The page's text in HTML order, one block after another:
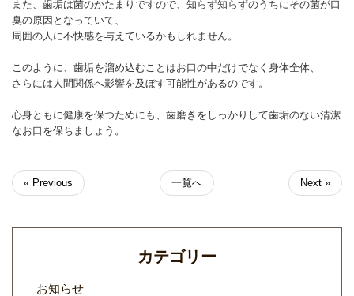
また、歯垢は菌のかたまりですので、知らず知らずのうちにその菌が口
臭の原因となっていて、
周囲の人に不快感を与えているかもしれません。
このように、歯垢を溜め込むことはお口の中だけでなく身体全体、
さらには人間関係へ影響を及ぼす可能性があるのです。
心身ともに健康を保つためにも、歯磨きをしっかりして歯垢のない清潔
なお口を保ちましょう。
« Previous 一覧へ Next »
カテゴリー
お知らせ